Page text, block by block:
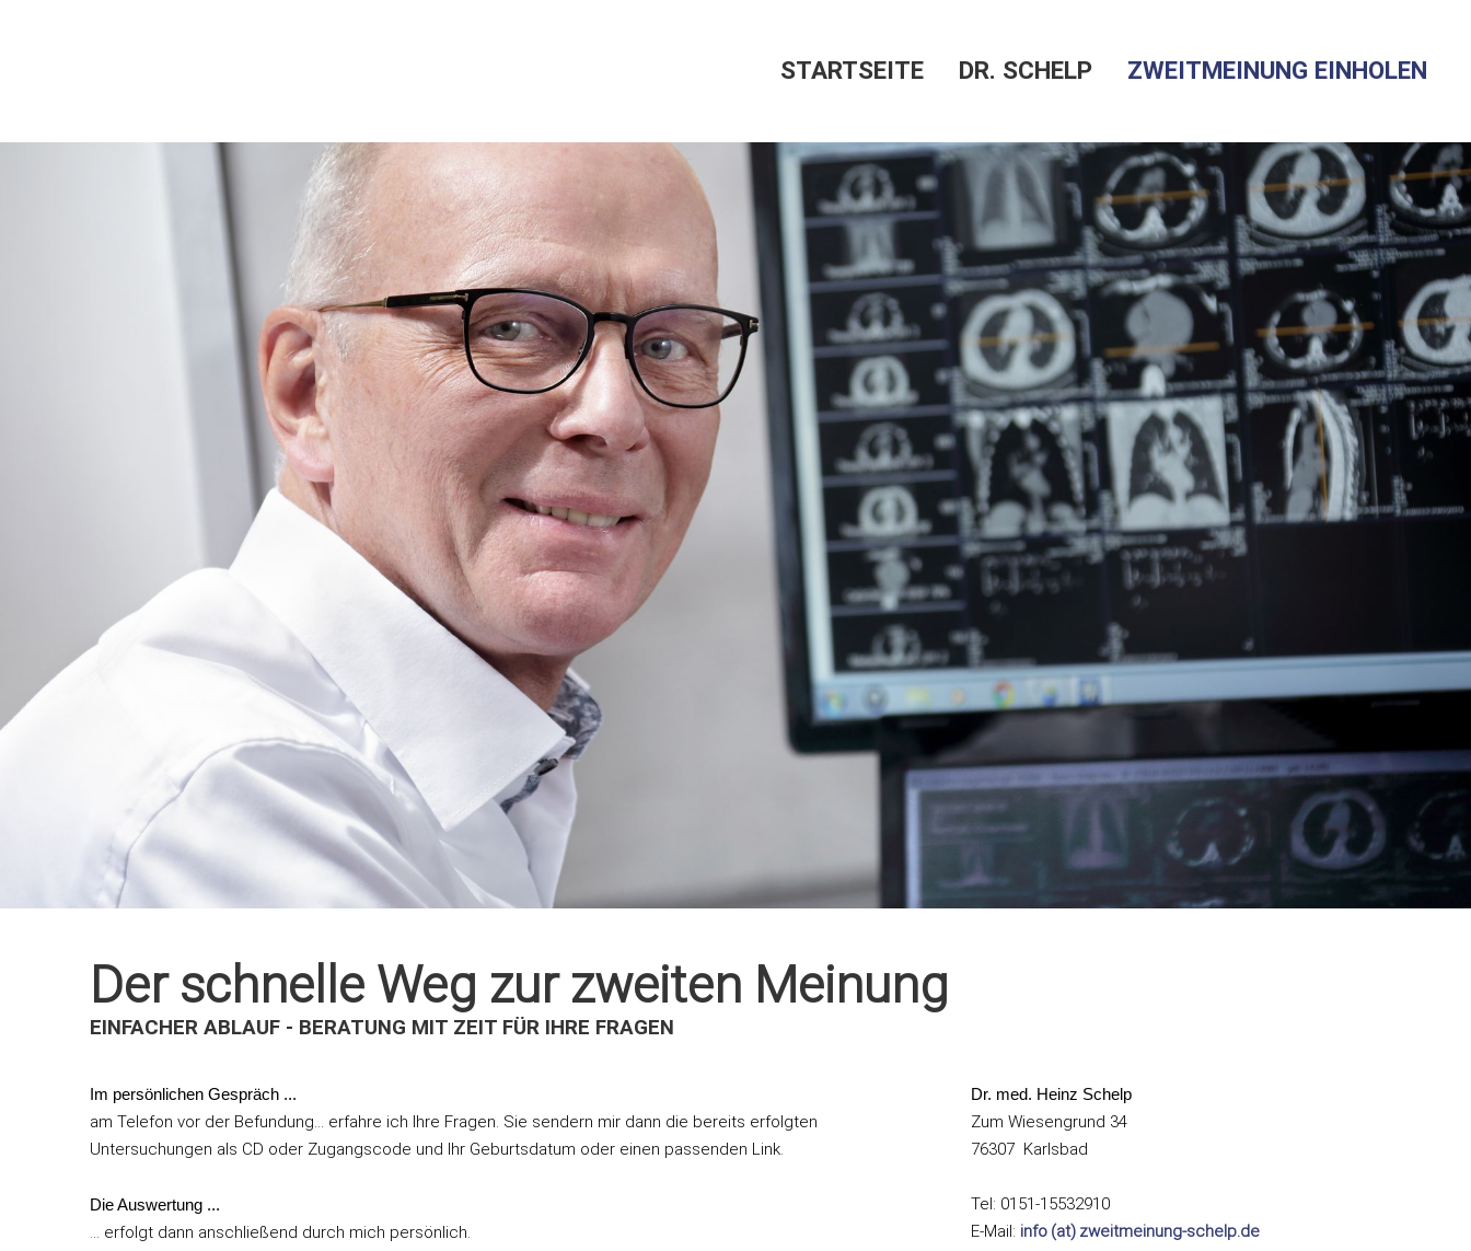
STARTSEITE DR. SCHELP ZWEITMEINUNG EINHOLEN
Der schnelle Weg zur zweiten Meinung
EINFACHER ABLAUF - BERATUNG MIT ZEIT FÜR IHRE FRAGEN
Im persönlichen Gespräch ...
am Telefon vor der Befundung... erfahre ich Ihre Fragen. Sie sendern mir dann die bereits erfolgten
Untersuchungen als CD oder Zugangscode und Ihr Geburtsdatum oder einen passenden Link.
Die Auswertung ...
... erfolgt dann anschließend durch mich persönlich.
Dr. med. Heinz Schelp
Zum Wiesengrund 34
76307 Karlsbad
Tel: 0151-15532910
E-Mail: info (at) zweitmeinung-schelp.de